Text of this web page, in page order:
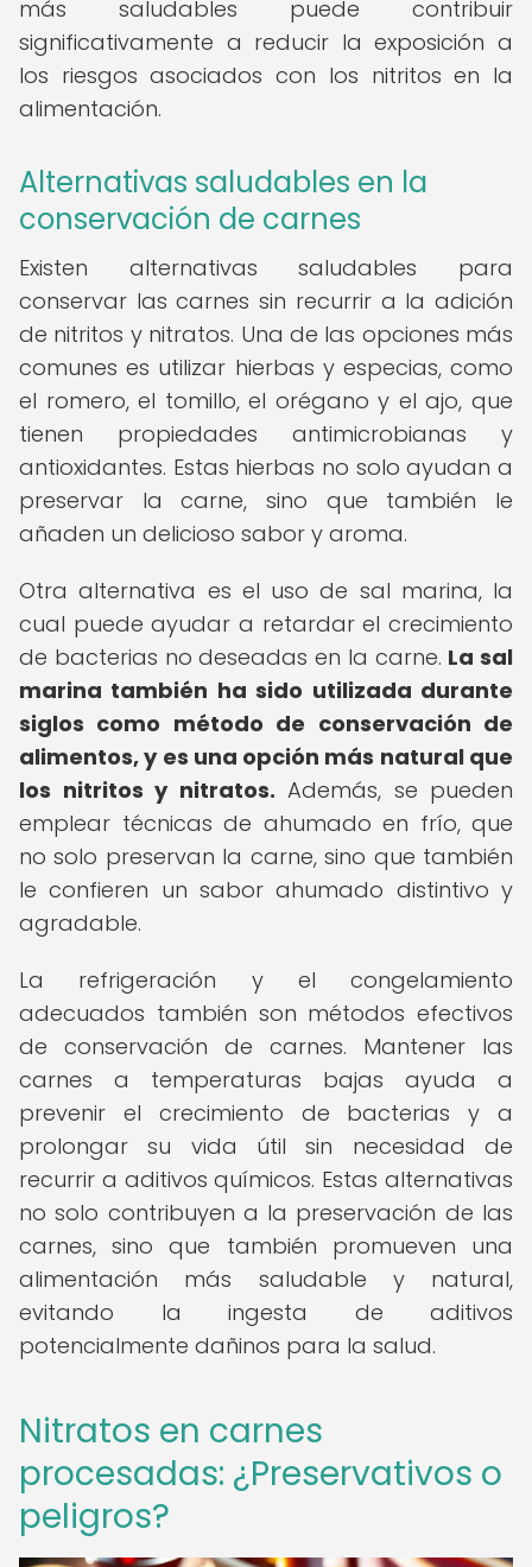
más saludables puede contribuir
significativamente a reducir la exposición a
los riesgos asociados con los nitritos en la
alimentación.
Alternativas saludables en la
conservación de carnes
Existen alternativas saludables para
conservar las carnes sin recurrir a la adición
de nitritos y nitratos. Una de las opciones más
comunes es utilizar hierbas y especias, como
el romero, el tomillo, el orégano y el ajo, que
tienen propiedades antimicrobianas y
antioxidantes. Estas hierbas no solo ayudan a
preservar la carne, sino que también le
añaden un delicioso sabor y aroma.
Otra alternativa es el uso de sal marina, la
cual puede ayudar a retardar el crecimiento
de bacterias no deseadas en la carne. La sal
marina también ha sido utilizada durante
siglos como método de conservación de
alimentos, y es una opción más natural que
los nitritos y nitratos. Además, se pueden
emplear técnicas de ahumado en frío, que
no solo preservan la carne, sino que también
le confieren un sabor ahumado distintivo y
agradable.
La refrigeración y el congelamiento
adecuados también son métodos efectivos
de conservación de carnes. Mantener las
carnes a temperaturas bajas ayuda a
prevenir el crecimiento de bacterias y a
prolongar su vida útil sin necesidad de
recurrir a aditivos químicos. Estas alternativas
no solo contribuyen a la preservación de las
carnes, sino que también promueven una
alimentación más saludable y natural,
evitando la ingesta de aditivos
potencialmente dañinos para la salud.
Nitratos en carnes
procesadas: ¿Preservativos o
peligros?